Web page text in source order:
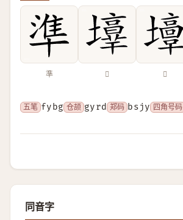
準 𡓑 𡓣
五笔 fybg 仓颉 gyrd 郑码 bsjy 四角号码
同音字